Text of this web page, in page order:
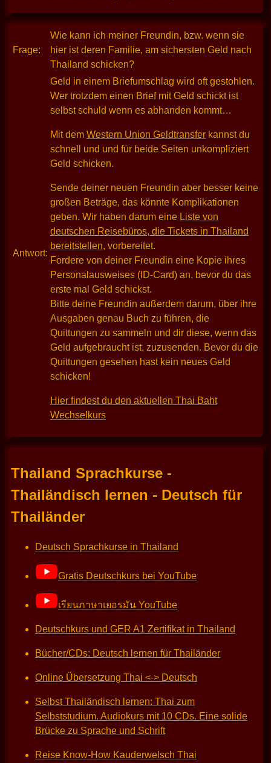
Frage:
Wie kann ich meiner Freundin, bzw. wenn sie
hier ist deren Familie, am sichersten Geld nach
Thailand schicken?
Antwort:
Geld in einem Briefumschlag wird oft gestohlen.
Wer trotzdem einen Brief mit Geld schickt ist
selbst schuld wenn es abhanden kommt…
Mit demWestern Union Geldtransfer kannst du
schnell und und für beide Seiten unkompliziert
Geld schicken.
Sende deiner neuen Freundin aber besser keine
großen Beträge, das könnte Komplikationen
geben. Wir haben darum eine Liste von
deutschen Reisebüros, die Tickets in Thailand
bereitstellen, vorbereitet.
Fordere von deiner Freundin eine Kopie ihres
Personalausweises (ID-Card) an, bevor du das
erste mal Geld schickst.
Bitte deine Freundin außerdem darum, über ihre
Ausgaben genau Buch zu führen, die
Quittungen zu sammeln und dir diese, wenn das
Geld aufgebraucht ist, zuzusenden. Bevor du die
Quittungen gesehen hast kein neues Geld
schicken!
Hier findest du den aktuellen Thai Baht
Wechselkurs
Thailand Sprachkurse -
Thailändisch lernen - Deutsch für
Thailänder
Deutsch Sprachkurse in Thailand
Gratis Deutschkurs bei YouTube
เรียนภาษาเยอรมัน YouTube
Deutschkurs und GER A1 Zertifikat in Thailand
Bücher/CDs: Deutsch lernen für Thailänder
Online Übersetzung Thai <-> Deutsch
Selbst Thailändisch lernen: Thai zum
Selbststudium. Audiokurs mit 10 CDs. Eine solide
Brücke zu Sprache und Schrift
Reise Know-How Kauderwelsch Thai